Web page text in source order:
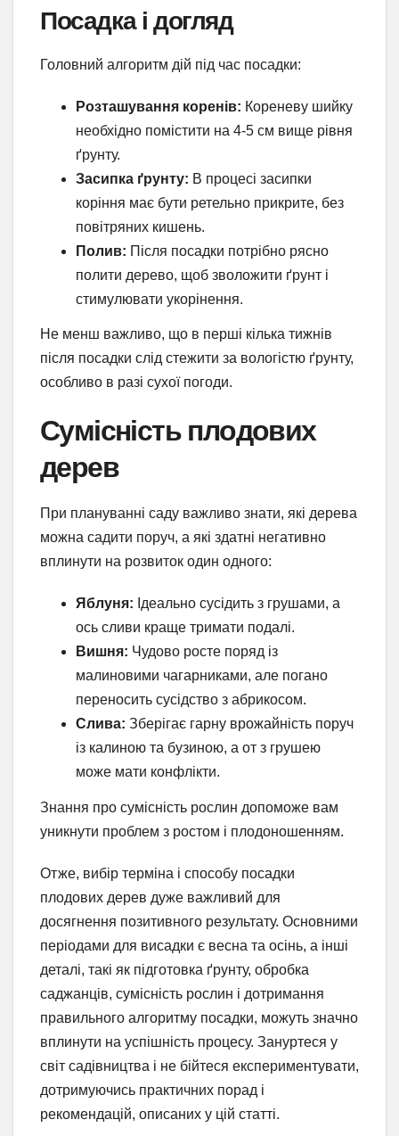
Посадка і догляд
Головний алгоритм дій під час посадки:
Розташування коренів: Кореневу шийку
необхідно помістити на 4-5 см вище рівня
ґрунту.
Засипка ґрунту: В процесі засипки
коріння має бути ретельно прикрите, без
повітряних кишень.
Полив: Після посадки потрібно рясно
полити дерево, щоб зволожити ґрунт і
стимулювати укорінення.
Не менш важливо, що в перші кілька тижнів
після посадки слід стежити за вологістю ґрунту,
особливо в разі сухої погоди.
Сумісність плодових
дерев
При плануванні саду важливо знати, які дерева
можна садити поруч, а які здатні негативно
вплинути на розвиток один одного:
Яблуня: Ідеально сусідить з грушами, а
ось сливи краще тримати подалі.
Вишня: Чудово росте поряд із
малиновими чагарниками, але погано
переносить сусідство з абрикосом.
Слива: Зберігає гарну врожайність поруч
із калиною та бузиною, а от з грушею
може мати конфлікти.
Знання про сумісність рослин допоможе вам
уникнути проблем з ростом і плодоношенням.
Отже, вибір терміна і способу посадки
плодових дерев дуже важливий для
досягнення позитивного результату. Основними
періодами для висадки є весна та осінь, а інші
деталі, такі як підготовка ґрунту, обробка
саджанців, сумісність рослин і дотримання
правильного алгоритму посадки, можуть значно
вплинути на успішність процесу. Зануртеся у
світ садівництва і не бійтеся експериментувати,
дотримуючись практичних порад і
рекомендацій, описаних у цій статті.